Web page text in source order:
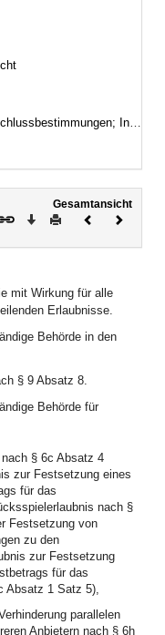
und Kündigung (§§ 28–35)
Gesamtansicht
Download
DruckenVorheriges
mit Wirkung für alle
Erlaubnisse.
Behörde in den
§ 9 Absatz 8.
Behörde für
§ 6c Absatz 4
zur Festsetzung eines
für das
nach §
Festsetzung von
zu den
zur Festsetzung
für das
Absatz 1 Satz 5),
parallelen
Anbietern nach § 6h